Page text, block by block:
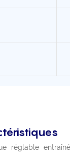
réglable